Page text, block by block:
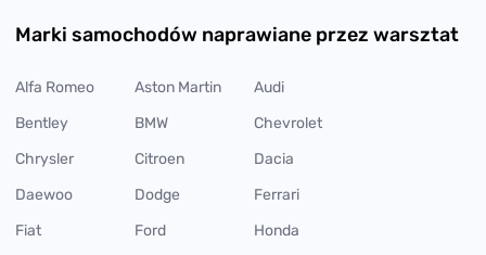
Marki samochodów naprawiane przez warsztat
Alfa Romeo Aston Martin
Audi
Bentley
BMW
Chevrolet
Chrysler
Citroen
Dacia
Daewoo
Dodge
Ferrari
Fiat
Ford
Honda